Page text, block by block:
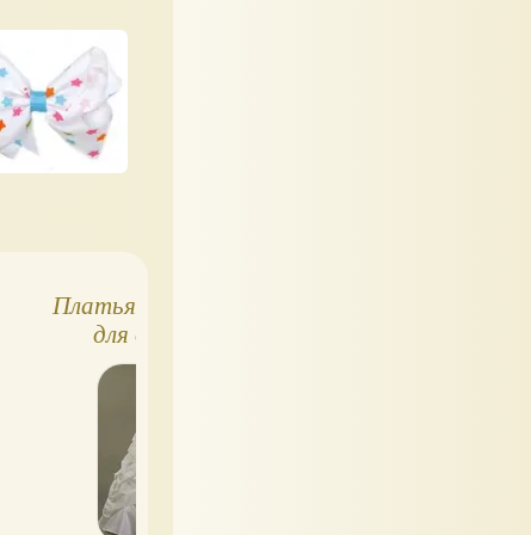
Платья на свадьбу
для девочек